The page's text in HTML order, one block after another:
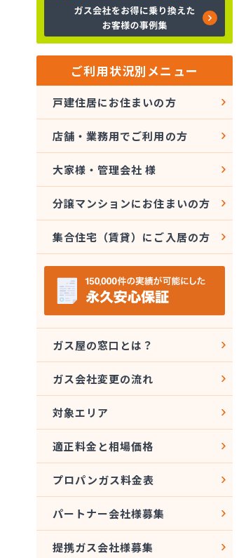
ご利用状況別メニュー
戸建住居にお住まいの方
店舗・業務用でご利用の方
大家様・管理会社 様
分譲マンションにお住まいの方
集合住宅（賃貸）にご入居の方
ガス屋の窓口とは？
ガス会社変更の流れ
対象エリア
適正料金と相場価格
プロパンガス料金表
パートナー会社様募集
提携ガス会社様募集